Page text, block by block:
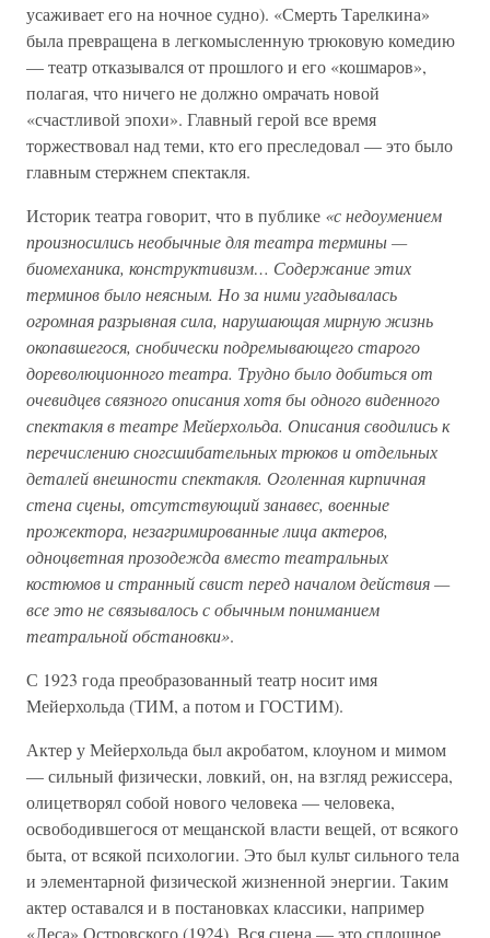
усаживает его на ночное судно). «Смерть Тарелкина»
была превращена в легкомысленную трюковую комедию
— театр отказывался от прошлого и его «кошмаров»,
полагая, что ничего не должно омрачать новой
«счастливой эпохи». Главный герой все время
торжествовал над теми, кто его преследовал — это было
главным стержнем спектакля.
Историк театра говорит, что в публике «с недоумением
произносились необычные для театра термины —
биомеханика, конструктивизм… Содержание этих
терминов было неясным. Но за ними угадывалась
огромная разрывная сила, нарушающая мирную жизнь
окопавшегося, снобически подремывающего старого
дореволюционного театра. Трудно было добиться от
очевидцев связного описания хотя бы одного виденного
спектакля в театре Мейерхольда. Описания сводились к
перечислению сногсшибательных трюков и отдельных
деталей внешности спектакля. Оголенная кирпичная
стена сцены, отсутствующий занавес, военные
прожектора, незагримированные лица актеров,
одноцветная прозодежда вместо театральных
костюмов и странный свист перед началом действия —
все это не связывалось с обычным пониманием
театральной обстановки».
С 1923 года преобразованный театр носит имя
Мейерхольда (ТИМ, а потом и ГОСТИМ).
Актер у Мейерхольда был акробатом, клоуном и мимом
— сильный физически, ловкий, он, на взгляд режиссера,
олицетворял собой нового человека — человека,
освободившегося от мещанской власти вещей, от всякого
быта, от всякой психологии. Это был культ сильного тела
и элементарной физической жизненной энергии. Таким
актер оставался и в постановках классики, например
«Леса» Островского (1924). Вся сцена — это сплошное